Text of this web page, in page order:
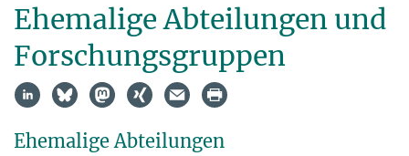
Ehemalige Abteilungen und
Forschungsgruppen
Ehemalige Abteilungen